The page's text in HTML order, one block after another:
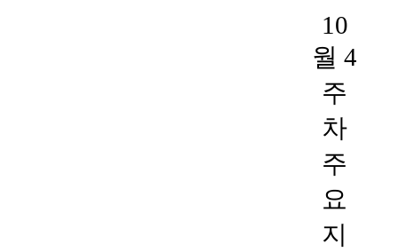
10
월 4
주
차
주
요
지